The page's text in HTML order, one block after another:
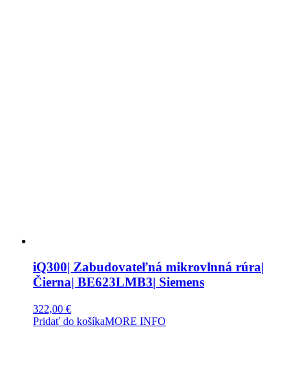
iQ300| Zabudovateľná mikrovlnná rúra|
Čierna| BE623LMB3| Siemens
322,00 €
Pridať do košíkaMORE INFO